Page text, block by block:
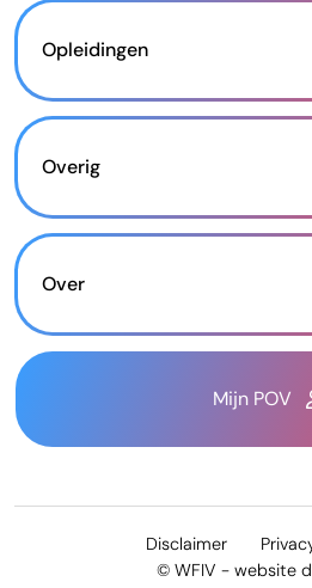
Opleidingen
Overig
Over
Mijn POV
Disclaimer
© WFIV - website